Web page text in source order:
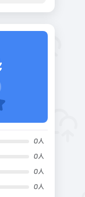
0人
0人
0人
0人